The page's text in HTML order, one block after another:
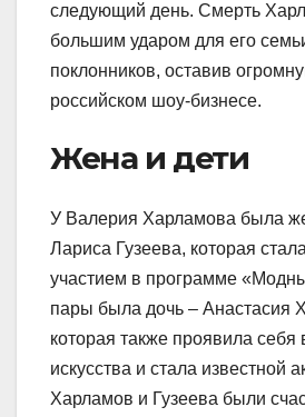
следующий день. Смерть
большим ударом для его
поклонников, оставив
российском шоу-бизнесе.
Жена и дети
У Валерия Харламова была
Лариса Гузеева, которая
участием в программе
пары была дочь – Анастасия
которая также проявила себя
искусства и стала известной
Харламов и Гузеева были